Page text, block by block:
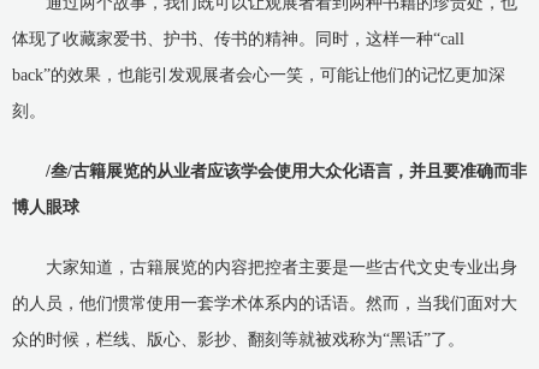
体现了收藏家爱书、护书、传书的精神。同时，这样一种“call
back”的效果，也能引发观展者会心一笑，可能让他们的记忆更加深
刻。
/叁/古籍展览的从业者应该学会使用大众化语言，并且要准确而非
博人眼球
大家知道，古籍展览的内容把控者主要是一些古代文史专业出身
的人员，他们惯常使用一套学术体系内的话语。然而，当我们面对大
众的时候，栏线、版心、影抄、翻刻等就被戏称为“黑话”了。